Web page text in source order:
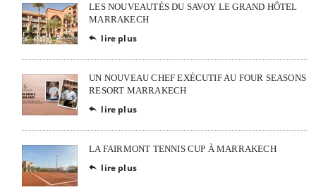
LES NOUVEAUTÉS DU SAVOY LE GRAND HÔTEL
MARRAKECH
 lire plus
UN NOUVEAU CHEF EXÉCUTIF AU FOUR SEASONS
RESORT MARRAKECH
 lire plus
LA FAIRMONT TENNIS CUP À MARRAKECH
 lire plus